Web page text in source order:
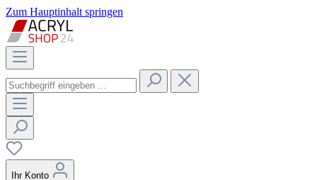
Zum Hauptinhalt springen
Ihr Konto